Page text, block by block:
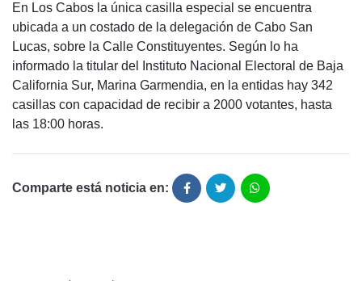
En Los Cabos la única casilla especial se encuentra
ubicada a un costado de la delegación de Cabo San
Lucas, sobre la Calle Constituyentes. Según lo ha
informado la titular del Instituto Nacional Electoral de Baja
California Sur, Marina Garmendia, en la entidas hay 342
casillas con capacidad de recibir a 2000 votantes, hasta
las 18:00 horas.
Comparte está noticia en: